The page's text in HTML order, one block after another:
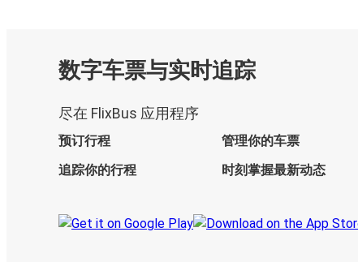
数字车票与实时追踪
尽在 FlixBus 应用程序
预订行程
管理你的车票
追踪你的行程
时刻掌握最新动态